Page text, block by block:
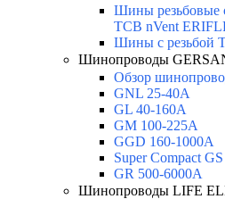
Шины резьбовые
TCB nVent
Шины с резьбой
Шинопроводы
Обзор
GNL 25-40A
GL 40-160A
GM 100-225A
GGD 160-1000A
Super Compact
GR 500-6000A
Шинопроводы LIFE